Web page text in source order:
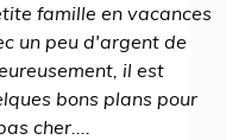
famille en vacances
un peu d'argent de
il est
bons plans pour
cher....